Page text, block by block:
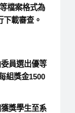
檔案格式為
載審查。
員選出優等
組獎金1500
獎學生至系